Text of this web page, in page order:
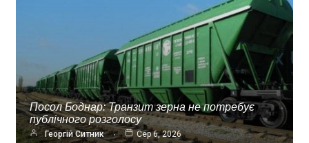
Посол Боднар: Транзит зерна не потребує
публічного розголосу
Георгій Ситник Сер 6, 2026